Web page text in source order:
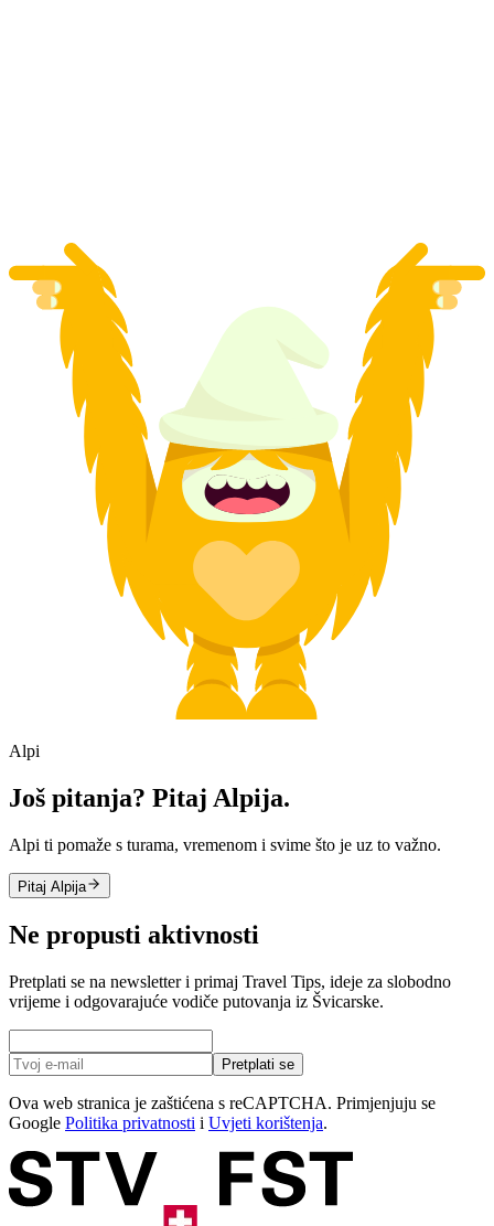
Alpi
Još pitanja? Pitaj Alpija.
Alpi ti pomaže s turama, vremenom i svime što je uz to važno.
Pitaj Alpija
Ne propusti aktivnosti
Pretplati se na newsletter i primaj Travel Tips, ideje za slobodno
vrijeme i odgovarajuće vodiče putovanja iz Švicarske.
Pretplati se
Ova web stranica je zaštićena s reCAPTCHA. Primjenjuju se
Google Politika privatnosti i Uvjeti korištenja.